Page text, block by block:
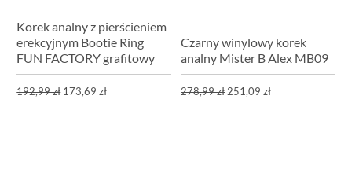
Korek analny z pierścieniem
erekcyjnym Bootie Ring
FUN FACTORY grafitowy
192,99 zł 173,69 zł
Czarny winylowy korek
analny Mister B Alex MB09
278,99 zł 251,09 zł